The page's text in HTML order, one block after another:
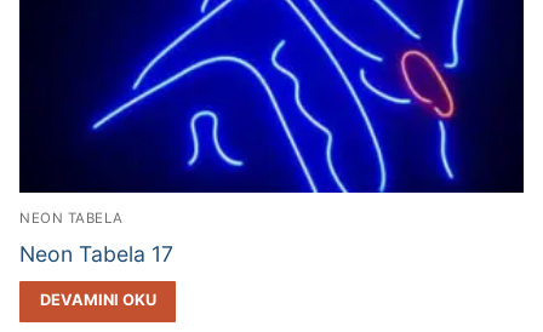
NEON TABELA
Neon Tabela 17
DEVAMINI OKU